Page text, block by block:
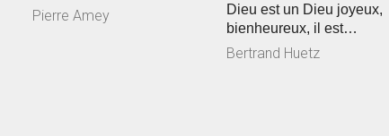
Pierre Amey
Dieu est un Dieu joyeux,
bienheureux, il est
tellement différent de
Bertrand Huetz